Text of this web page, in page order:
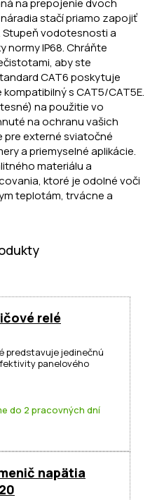
na prepojenie dvoch
stačí priamo zapojiť
vodotesnosti a
IP68. Chráňte
aby ste
CAT6 poskytuje
s CAT5/CAT5E.
na použitie vo
na ochranu vašich
pre externé sviatočné
a priemyselné aplikácie.
materiálu a
ktoré je odolné voči
teplotám, trvácne a
relé
predstavuje jedinečnú
panelového
do 2 pracovných dní
napätia